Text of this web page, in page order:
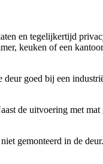
en tegelijkertijd
keuken of een
goed bij een
de uitvoering met
gemonteerd in de deur.